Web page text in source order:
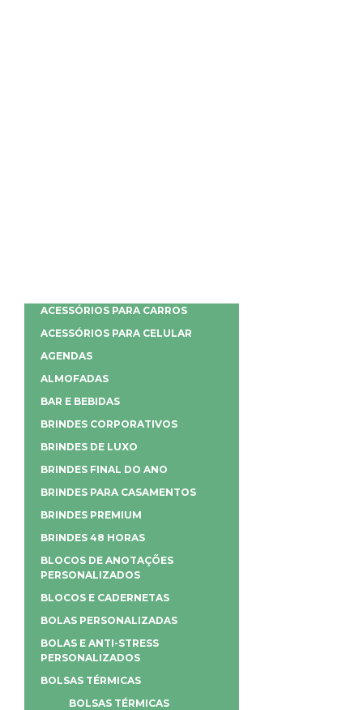
ACESSÓRIOS PARA CARROS
ACESSÓRIOS PARA CELULAR
AGENDAS
ALMOFADAS
BAR E BEBIDAS
BRINDES CORPORATIVOS
BRINDES DE LUXO
BRINDES FINAL DO ANO
BRINDES PARA CASAMENTOS
BRINDES PREMIUM
BRINDES 48 HORAS
BLOCOS DE ANOTAÇÕES
PERSONALIZADOS
BLOCOS E CADERNETAS
BOLAS PERSONALIZADAS
BOLAS E ANTI-STRESS
PERSONALIZADOS
BOLSAS TÉRMICAS
BOLSAS TÉRMICAS